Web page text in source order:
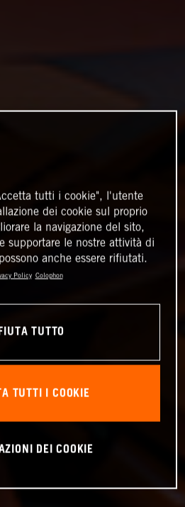
tutti i cookie", l'utente
dei cookie sul proprio
la navigazione del sito,
supportare le nostre attività di
anche essere rifiutati.
Policy Colophon
TUTTO
TUTTI I COOKIE
DEI COOKIE